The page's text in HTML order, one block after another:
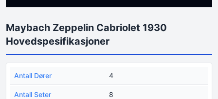
Maybach Zeppelin Cabriolet 1930
Hovedspesifikasjoner
Antall Dører 4
Antall Seter 8